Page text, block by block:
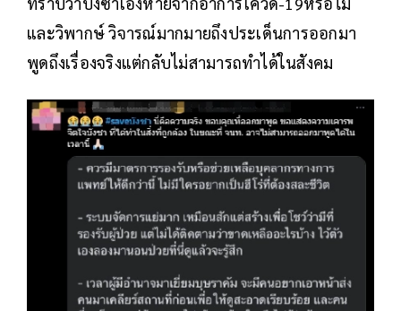
และวิพากษ์ วิจารณ์มากมายถึงประเด็นการออกมา
พูดถึงเรื่องจริงแต่กลับไม่สามารถทำได้ในสังคม